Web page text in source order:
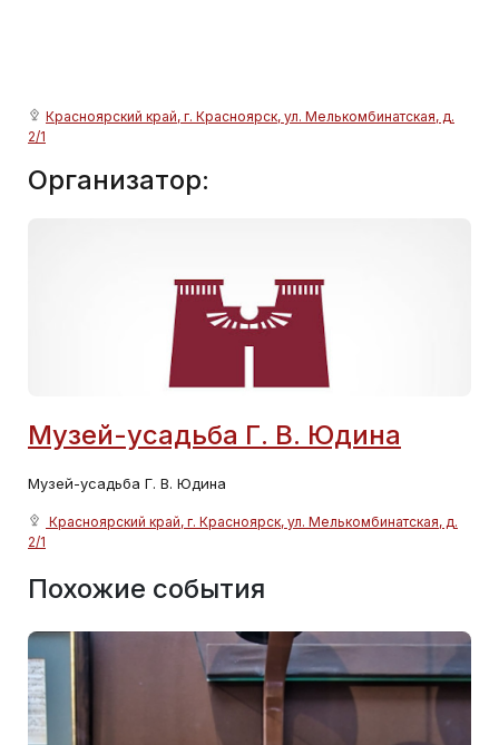
Красноярский край, г. Красноярск, ул. Мелькомбинатская, д.
2/1
Организатор:
Музей-усадьба Г. В. Юдина
Музей-усадьба Г. В. Юдина
Красноярский край, г. Красноярск, ул. Мелькомбинатская, д.
2/1
Похожие события